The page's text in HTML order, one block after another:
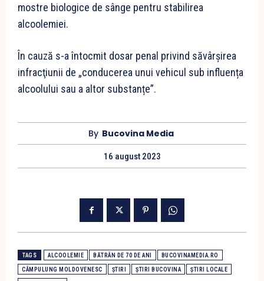
mostre biologice de sânge pentru stabilirea
alcoolemiei.
În cauză s-a întocmit dosar penal privind săvârşirea
infracţiunii de „conducerea unui vehicul sub influența
alcoolului sau a altor substanțe”.
By Bucovina Media
16 august 2023
TAGS ALCOOLEMIE BĂTRÂN DE 70 DE ANI BUCOVINAMEDIA.RO
CÂMPULUNG MOLDOVENESC ȘTIRI ȘTIRI BUCOVINA ȘTIRI LOCALE